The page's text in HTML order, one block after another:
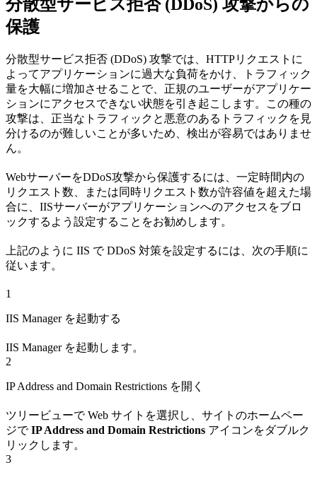
分散型サービス拒否 (DDoS) 攻撃からの
保護
分散型サービス拒否 (DDoS) 攻撃では、HTTPリクエストに
よってアプリケーションに過大な負荷をかけ、トラフィック
量を大幅に増加させることで、正規のユーザーがアプリケー
ションにアクセスできない状態を引き起こします。この種の
攻撃は、正当なトラフィックと悪意のあるトラフィックを見
分けるのが難しいことが多いため、検出が容易ではありませ
ん。
WebサーバーをDDoS攻撃から保護するには、一定時間内の
リクエスト数、または同時リクエスト数が許容値を超えた場
合に、IISサーバーがアプリケーションへのアクセスをブロ
ックするよう設定することをお勧めします。
上記のように IIS で DDoS 対策を設定するには、次の手順に
従います。
1
IIS Manager を起動する
IIS Manager を起動します。
2
IP Address and Domain Restrictions を開く
ツリービューで Web サイトを選択し、サイトのホームペー
ジでIP Address and Domain Restrictions アイコンをダブルク
リックします。
3